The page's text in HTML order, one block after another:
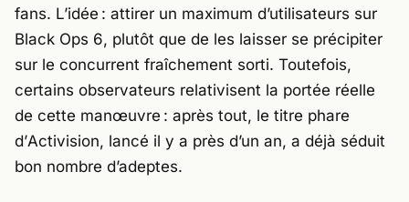
fans. L’idée : attirer un maximum d’utilisateurs sur
Black Ops 6, plutôt que de les laisser se précipiter
sur le concurrent fraîchement sorti. Toutefois,
certains observateurs relativisent la portée réelle
de cette manœuvre : après tout, le titre phare
d’Activision, lancé il y a près d’un an, a déjà séduit
bon nombre d’adeptes.